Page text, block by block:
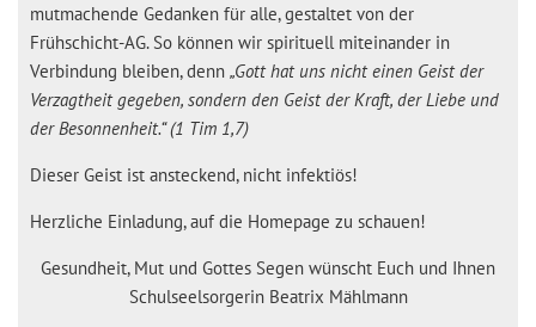
mutmachende Gedanken für alle, gestaltet von der
Frühschicht-AG. So können wir spirituell miteinander in
Verbindung bleiben, denn „Gott hat uns nicht einen Geist der
Verzagtheit gegeben, sondern den Geist der Kraft, der Liebe und
der Besonnenheit.“ (1 Tim 1,7)
Dieser Geist ist ansteckend, nicht infektiös!
Herzliche Einladung, auf die Homepage zu schauen!
Gesundheit, Mut und Gottes Segen wünscht Euch und Ihnen
Schulseelsorgerin Beatrix Mählmann